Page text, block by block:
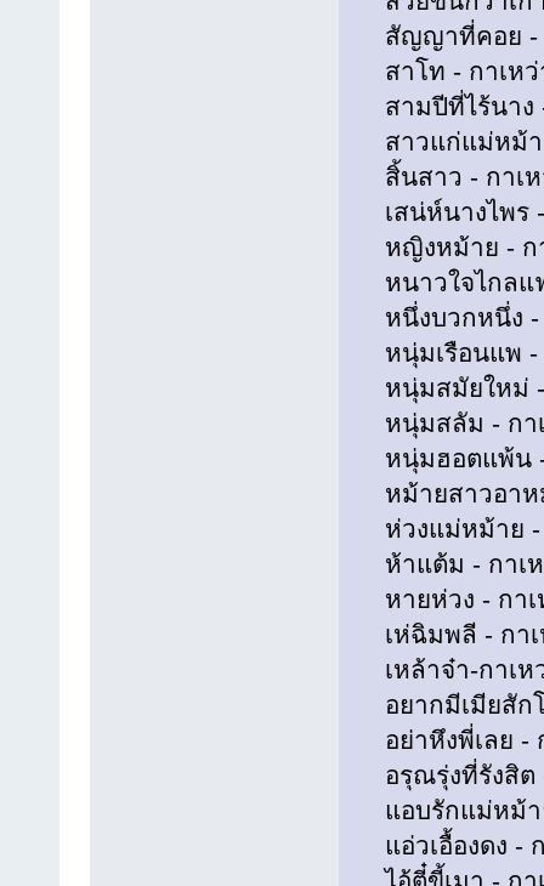
สัญญาที่คอย - ก
สาโท - กาเหว่
สามปีที่ไร้นาง -
สาวแก่แม่หม้า
สิ้นสาว - กาเห
เสน่ห์นางไพร -
หญิงหม้าย - กา
หนาวใจไกลแฟ
หนึ่งบวกหนึ่ง -
หนุ่มเรือนแพ -
หนุ่มสมัยใหม่ -
หนุ่มสลัม - กาเ
หนุ่มฮอตแพ้น -
หม้ายสาวอาหม
ห่วงแม่หม้าย -
ห้าแต้ม - กาเห
หายห่วง - กาเ
เห่ฉิมพลี - กาเ
เหล้าจ๋า-กาเห
อยากมีเมียสักโ
อย่าหึงพี่เลย -
อรุณรุ่งที่รังสิต -
แอบรักแม่หม้าย
แอ่วเอื้องดง -